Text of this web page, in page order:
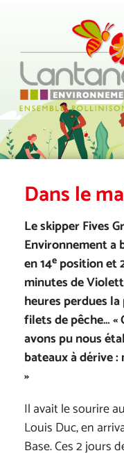
Dans le
Le skipper Fives
Environnement a
en 14e position et
minutes de
heures perdues
filets de pêche… «
avons pu nous
bateaux à dérive
»
Il avait le sourire
Louis Duc, en
Base. Ces 2 jours